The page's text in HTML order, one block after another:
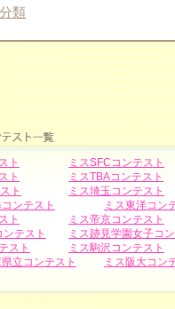
類
ト
ミスSFCコンテスト
ト
ミスTBAコンテスト
ト
ミス埼玉コンテスト
ンテスト
ミス東洋コン
ト
ミス帝京コンテスト
ンテスト
ミス跡見学園女子コ
スト
ミス駒沢コンテスト
立コンテスト ミス阪大コン